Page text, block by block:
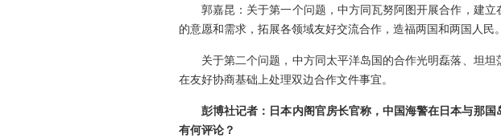
郭嘉昆：关于第一个问题，中方同瓦努阿图开展合作，建
的意愿和需求，拓展各领域友好交流合作，造福两国和两国人民。
关于第二个问题，中方同太平洋岛国的合作光明磊落、坦
在友好协商基础上处理双边合作文件事宜。
彭博社记者：日本内阁官房长官称，中国海警在日本与那
有何评论？